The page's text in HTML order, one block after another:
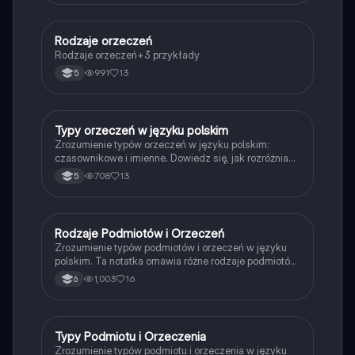
Język polski
Rodzaje orzeczeń
Rodzaje orzeczeń+3 przykłady
5 991 13
Język polski
Typy orzeczeń w języku polskim
Zrozumienie typów orzeczeń w języku polskim:
czasownikowe i imienne. Dowiedz się, jak rozróżniać
orzeczenia oraz ich zastosowanie w zdaniach.
Idealne dla uczniów przygotowujących się do
5 708 13
Język polski
Rodzaje Podmiotów i Orzeczeń
Zrozumienie typów podmiotów i orzeczeń w języku
polskim. Ta notatka omawia różne rodzaje podmiotów
(gramatyczny, domyślny, logiczny, bezokolicznikowy,
szeregowy) oraz typy orzeczeń (czasownikowe,
6 1,003 16
Język polski
Typy Podmiotu i Orzeczenia
Zrozumienie typów podmiotu i orzeczenia w języku